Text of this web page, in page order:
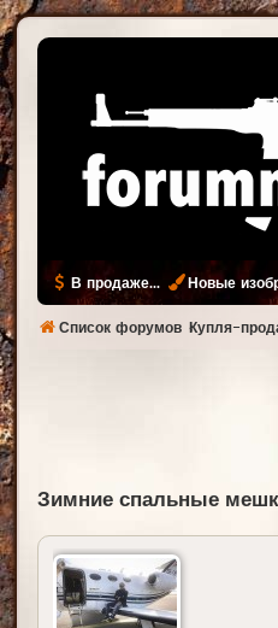
В продаже... Новые
Список форумов Купля-
Зимние спальные